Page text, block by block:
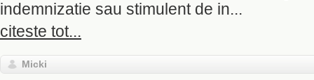
indemnizatie sau stimulent de in...
citeste tot...
Micki